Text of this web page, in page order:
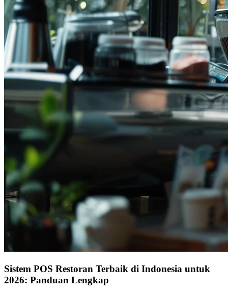
Sistem POS Restoran Terbaik di Indonesia untuk
2026: Panduan Lengkap